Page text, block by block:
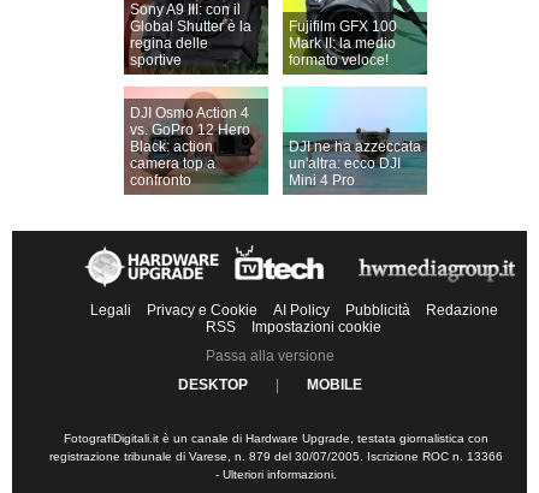
Sony A9 III: con il
Global Shutter è la
regina delle
sportive
Fujifilm GFX 100
Mark II: la medio
formato veloce!
DJI Osmo Action 4
vs. GoPro 12 Hero
Black: action
camera top a
confronto
DJI ne ha azzeccata
un'altra: ecco DJI
Mini 4 Pro
Legali Privacy e Cookie AI Policy Pubblicità
Redazione
RSS
Impostazioni cookie
Passa alla versione
DESKTOP
MOBILE
FotografiDigitali.it è un canale di Hardware Upgrade, testata giornalistica con
registrazione tribunale di Varese, n. 879 del 30/07/2005. Iscrizione ROC n. 13366
- Ulteriori informazioni.